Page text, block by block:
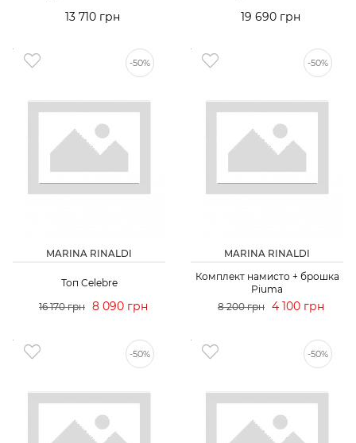
13 710 грн 19 690 грн
-50%
MARINA RINALDI
Топ Celebre
16 170 грн 8 090 грн
-50%
MARINA RINALDI
Комплект намисто + брошка
Piuma
8 200 грн 4 100 грн
-50% -50%